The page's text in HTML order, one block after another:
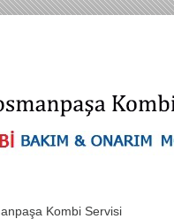
Kombi Servisi